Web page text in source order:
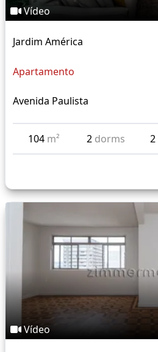
Vídeo
Jardim América
Apartamento
Avenida Paulista
104 m² 2 dorms 2
Vídeo